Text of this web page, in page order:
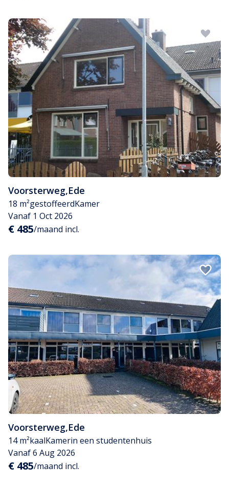
Voorsterweg,Ede
18 m²gestoffeerdKamer
Vanaf 1 Oct 2026
€ 485/maand incl.
Voorsterweg,Ede
14 m²kaalKamerin een studentenhuis
Vanaf 6 Aug 2026
€ 485/maand incl.